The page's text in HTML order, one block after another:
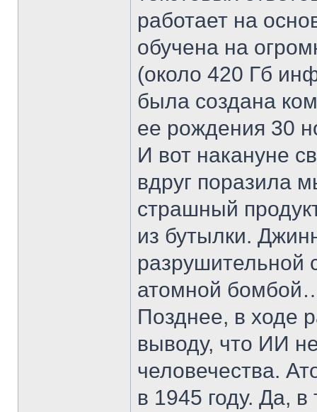
работает на
обучена на
(около 420 Гб
была создана
ее рождения 30
И вот накануне
вдруг поразила
страшный
из бутылки.
разрушительной
атомной
Позднее, в ходе
выводу, что ИИ
человечества.
в 1945 году. Да,